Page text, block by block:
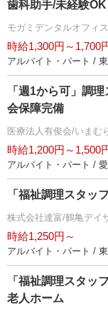
歯科助手/未経験
モガミデンタルオフィス
時給1,300円～1,700
アルバイト・パート /
「週1から可」調
会保障完備
医療法人有俊会/いまむ
時給1,200円～1,500
アルバイト・パート /
「福祉調理スタッ
株式会社達富/鶴亀デイ
時給1,250円～
アルバイト・パート /
「福祉調理スタッ
老人ホーム